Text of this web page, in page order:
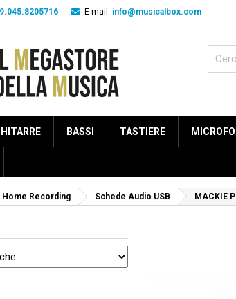
E-mail: info@musicalbox.com
BASSI TASTIERE
Home Recording Schede Audio USB MACKIE